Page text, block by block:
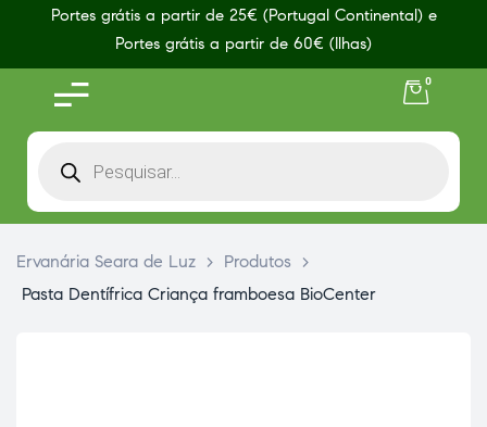
Portes grátis a partir de 25€ (Portugal Continental) e
Portes grátis a partir de 60€ (Ilhas)
0
Ervanária Seara de Luz > Produtos
>
Pasta Dentífrica Criança framboesa BioCenter